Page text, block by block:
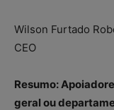
Wilson Furtado
CEO
Resumo:
geral ou